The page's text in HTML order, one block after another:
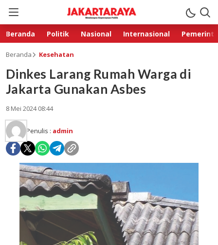
Beranda Politik Nasional Internasional
Beranda Kesehatan
Dinkes Larang Rumah Warga di
Jakarta Gunakan Asbes
8 Mei 2024 08:44
Penulis : admin